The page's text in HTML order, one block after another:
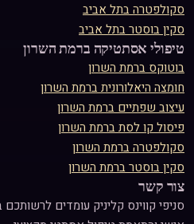
סקולפטרהבתל אביב
סקין בוסטרבתל אביב
טיפולי אסתטיקה ברמת השרון
בוטוקס ברמת השרון
חומצה היאלורוניתברמת השרון
עיצוב שפתיים ברמת השרון
פיסול קו לסתברמת השרון
סקולפטרהברמת השרון
סקין בוסטרברמת השרון
צור קשר
סניפי קווינס קליניק עומדים